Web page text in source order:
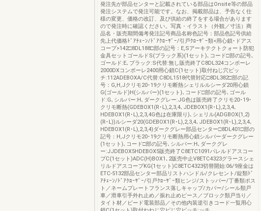
発注先が部品センターと記載されている部品はOnsite等の部品
発注システムで発注可能です。なお、掲載部品は、予告なく仕
様の変更、価格の改訂、及び供給の終了をする場合があります
ので発注時に確認ください。写真・イラスト（外観／寸法）商
品名・販売期間備考発注記号商品名称色記号：部品色記号供給
先上代価格ﾄﾞｱﾁｪｰﾝ/ﾄﾞｱｸﾛｰｻﾞｰ/引戸ｸﾛｰｻﾞｰ類<用心鎖･ドアス
コープ>142□8DL188□部の記号：E,Sアーキテクトクォート防犯
金具セットゴールドS(ブラック系)(1セット)､コード□部の記号､
ゴールド:E､ブラック:S代替:無し販売終了C8DL324コンポーレ
2000DXコンポーレ2400用心鎖C(1セット)取付ねじ穴ピッ
チ:112ADEBOXA/C代替:C8DL1518代替対応□8DL382□部の記
号：G,H,Jクリモ20･19クリモ断熱シェリルルシーダ20用心鎖
G(ゴールド)H(シルバー)(1セット)､コード□部の記号､ゴール
ド:G､シルバー:H､ダークグレー:JG色は販売終了クリモ20･19･
クリモ断熱(GDEBOX1(R･L),2,3,4､JDEBOX1(R･L),2,3,4､
HDEBOX1(R･L),2,3,4G色は在庫限り)､シェリル(ADGBOX(1,2)
(R･L))ルシーダ20(GDEBOX1(R･L),2,3,4､JDEBOX1(R･L),2,3,4､
HDEBOX1(R･L),2,3,4)ダークグレー部品センター□8DL401□部の
記号：H,Jクリモ20･19クリモ断熱用心鎖シルバーダークグレー
(1セット)､コード□部の記号､シルバー:H､ダークグレ
ー:JJDEBOX5HDEBOX5販売終了C8ETC1091パレルドアスコー
プC(1セット)ADC(H)BOX1､2販売中止V8ETC4323グラースシェ
リルドアスコープKG(1セット)C8ETC4323切替開始:06/9座金は
ETC-5132部品センター部品リストハンドル/クレセント/錠類ﾄﾞ
ｱﾁｪｰﾝ/ﾄﾞｱｸﾛｰｻﾞｰ/引戸ｸﾛｰｻﾞｰ類ヒンジ/ストッパー/丁番類ポス
ト／ネームプレートフランス落しキャップ/カバー/シール類戸
車／滑車引手外れ止め／振れ止めピース／ブロック類戸当り／
タイト材／ビード電装部品／その他内装逆引きコード一覧用心